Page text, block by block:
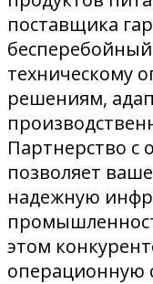
поставщика
техническому
решениям,
Партнерство
позволяет
надежную
этом
операционную